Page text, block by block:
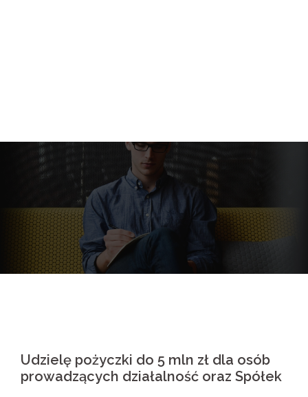
Udzielę pożyczki do 5 mln zł dla osób
prowadzących działalność oraz Spółek